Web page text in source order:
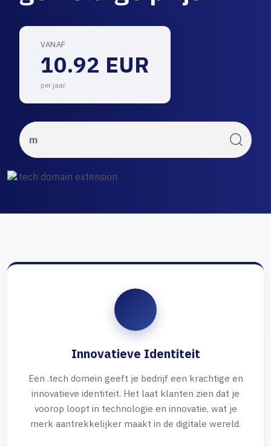
VANAF
10.92 EUR
per jaar
Innovatieve Identiteit
Een .tech domein geeft je bedrijf een krachtige en
innovatieve identiteit. Het laat klanten zien dat je
voorop loopt in technologie en innovatie, wat je
merk aantrekkelijker maakt in de digitale wereld.